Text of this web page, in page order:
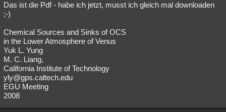
Das ist die Pdf - habe ich jetzt, musst ich gleich mal downloaden
;-)
Chemical Sources and Sinks of OCS
in the Lower Atmosphere of Venus
Yuk L. Yung
M. C. Liang,
California Institute of Technology
yly@gps.caltech.edu
EGU Meeting
2008